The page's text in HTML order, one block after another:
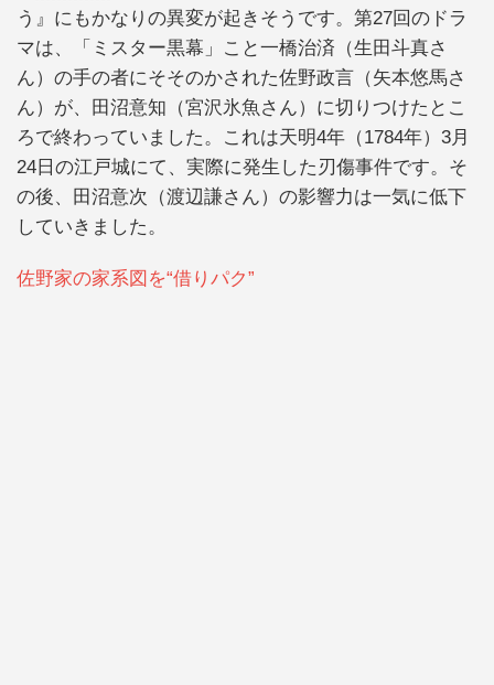
う』にもかなりの異変が起きそうです。第27回のドラ
マは、「ミスター黒幕」こと一橋治済（生田斗真さ
ん）の手の者にそそのかされた佐野政言（矢本悠馬さ
ん）が、田沼意知（宮沢氷魚さん）に切りつけたとこ
ろで終わっていました。これは天明4年（1784年）3月
24日の江戸城にて、実際に発生した刃傷事件です。そ
の後、田沼意次（渡辺謙さん）の影響力は一気に低下
していきました。
佐野家の家系図を“借りパク”